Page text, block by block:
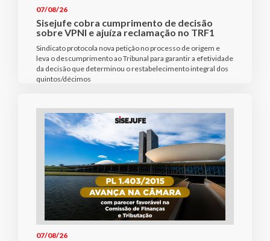
07/08/26
Sisejufe cobra cumprimento de decisão
sobre VPNI e ajuíza reclamação no TRF1
Sindicato protocola nova petição no processo de origem e
leva o descumprimento ao Tribunal para garantir a efetividade
da decisão que determinou o restabelecimento integral dos
quintos/décimos
07/08/26